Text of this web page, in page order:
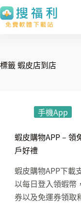
跳
至
內
容
標籤蝦皮店到店
手機App
蝦皮購物APP –
戶好禮
蝦皮購物APP下載
以每日登入領蝦幣
券以及免運券領取